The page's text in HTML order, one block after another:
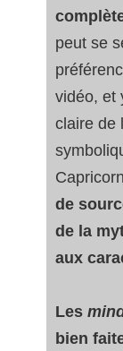
peut se
vidéo, et
claire de
de
de la
aux
Les
bien